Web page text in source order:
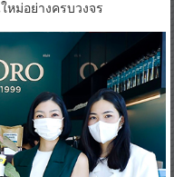
หม่อย่างครบวงจร